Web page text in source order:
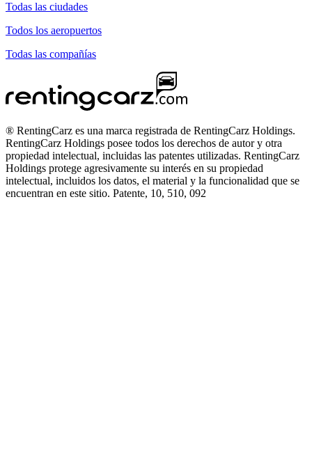
Todas las ciudades
Todos los aeropuertos
Todas las compañías
® RentingCarz es una marca registrada de RentingCarz Holdings.
RentingCarz Holdings posee todos los derechos de autor y otra
propiedad intelectual, incluidas las patentes utilizadas. RentingCarz
Holdings protege agresivamente su interés en su propiedad
intelectual, incluidos los datos, el material y la funcionalidad que se
encuentran en este sitio. Patente, 10, 510, 092